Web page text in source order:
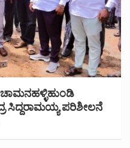
ಸಿದ್ದರಾಮಯ್ಯ ಪರಿಶೀಲನೆ